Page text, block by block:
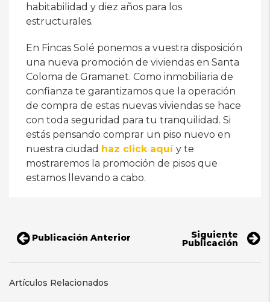
habitabilidad y diez años para los
estructurales.
En Fincas Solé ponemos a vuestra disposición
una nueva promoción de viviendas en Santa
Coloma de Gramanet. Como inmobiliaria de
confianza te garantizamos que la operación
de compra de estas nuevas viviendas se hace
con toda seguridad para tu tranquilidad. Si
estás pensando comprar un piso nuevo en
nuestra ciudad haz click aquí y te
mostraremos la promoción de pisos que
estamos llevando a cabo.
Publicación Anterior Siguiente
Publicación
Artículos Relacionados